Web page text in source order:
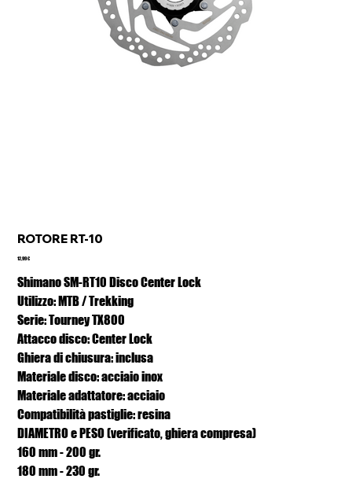
ROTORE RT-10
Prezzo
12,99 €
Shimano SM-RT10 Disco Center Lock
Utilizzo: MTB / Trekking
Serie: Tourney TX800
Attacco disco: Center Lock
Ghiera di chiusura: inclusa
Materiale disco: acciaio inox
Materiale adattatore: acciaio
Compatibilità pastiglie: resina
DIAMETRO e PESO (verificato, ghiera compresa)
160 mm - 200 gr.
180 mm - 230 gr.